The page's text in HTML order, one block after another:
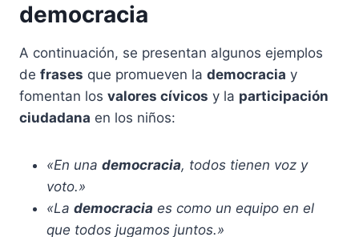
democracia
A continuación, se presentan algunos ejemplos
de frases que promueven la democracia y
fomentan los valores cívicos y la participación
ciudadana en los niños:
«En una democracia, todos tienen voz y
voto.»
«La democracia es como un equipo en el
que todos jugamos juntos.»